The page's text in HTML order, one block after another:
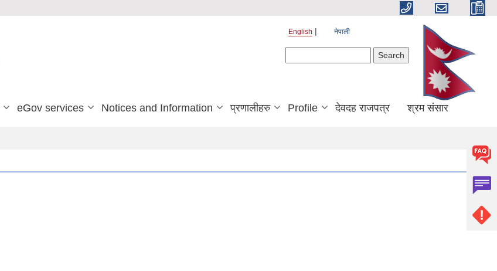
English नेपाली
eGov services Notices and Information प्रणालीहरु Profile देवदह राजपत्र श्रम संसार